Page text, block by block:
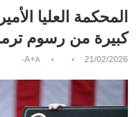
المحكمة العليا
كبيرة من رسوم
21/02/2026
A+A-